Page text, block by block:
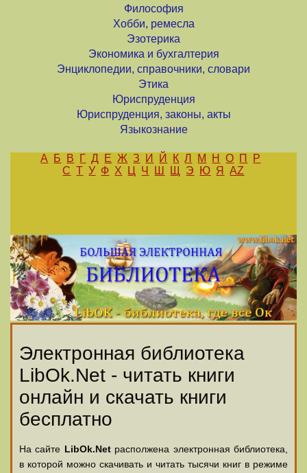
Философия
Хобби, ремесла
Эзотерика
Экономика и бухгалтерия
Энциклопедии, справочники, словари
Этика
Юриспруденция
Юриспруденция, законы, акты
Языкознание
А Б В Г Д Е Ж З И Й К Л М Н О П
Р
С Т У Ф Х Ц Ч Ш Щ Э Ю Я AZ
Электронная библиотека
LibOk.Net - читать книги
онлайн и скачать книги
бесплатно
На сайте LibOk.Netрасполжена электронная библиотека,
в которой можно скачивать и читать тысячи книг в режиме